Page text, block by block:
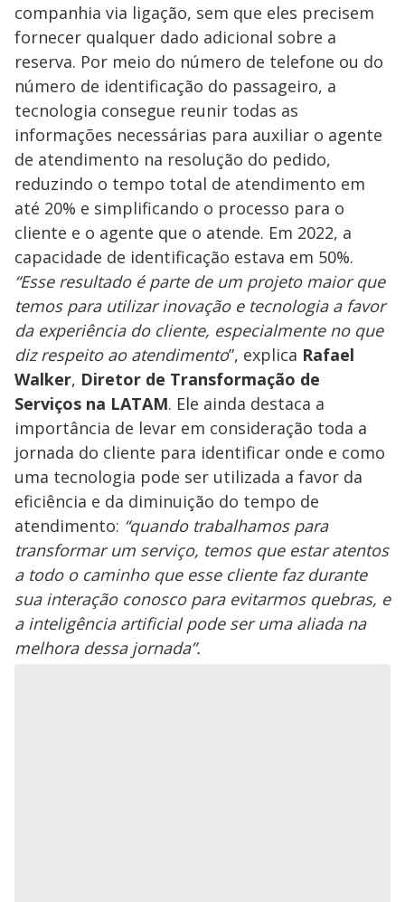
companhia via ligação, sem que eles precisem
fornecer qualquer dado adicional sobre a
reserva. Por meio do número de telefone ou do
número de identificação do passageiro, a
tecnologia consegue reunir todas as
informações necessárias para auxiliar o agente
de atendimento na resolução do pedido,
reduzindo o tempo total de atendimento em
até 20% e simplificando o processo para o
cliente e o agente que o atende. Em 2022, a
capacidade de identificação estava em 50%.
“Esse resultado é parte de um projeto maior que
temos para utilizar inovação e tecnologia a favor
da experiência do cliente, especialmente no que
diz respeito ao atendimento”, explica Rafael
Walker, Diretor de Transformação de
Serviços na LATAM. Ele ainda destaca a
importância de levar em consideração toda a
jornada do cliente para identificar onde e como
uma tecnologia pode ser utilizada a favor da
eficiência e da diminuição do tempo de
atendimento: “quando trabalhamos para
transformar um serviço, temos que estar atentos
a todo o caminho que esse cliente faz durante
sua interação conosco para evitarmos quebras, e
a inteligência artificial pode ser uma aliada na
melhora dessa jornada”.